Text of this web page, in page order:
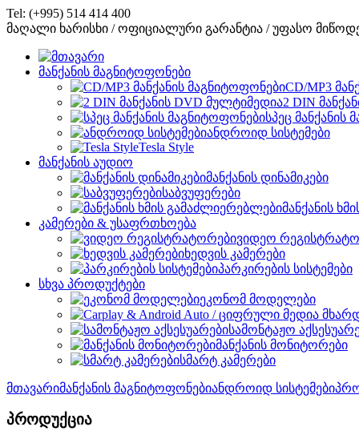
Tel: (+995) 514 414 400
მაღალი ხარისხი / ოფიციალური გარანტია / უფასო
მანქანის მაგნიტოფონები
CD/MP3
2 DIN
სპეც მანქანის
ანდროიდ სისტემები
Tesla Style
მანქანის აუდიო
მანქანის დინამიკები
საბვუფერები
მანქანის
კამერები & უსაფრთხოება
ვიდეო
ხედვის კამერები
პარკირების სისტემები
სხვა პროდუქტები
ეკონომ მოდელები
სამონტაჟო
მანქანის მონიტორები
სმარტ კამერები
მთავარიმანქანის მაგნიტოფონებიანდროიდ სისტემები
პროდუქცია